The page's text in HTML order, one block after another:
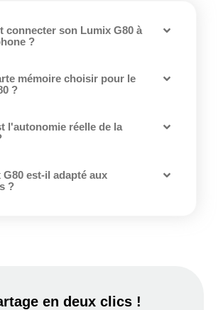
connecter son Lumix G80 à
?
mémoire choisir pour le
?
l'autonomie réelle de la
G80 est-il adapté aux
?
en deux clics !